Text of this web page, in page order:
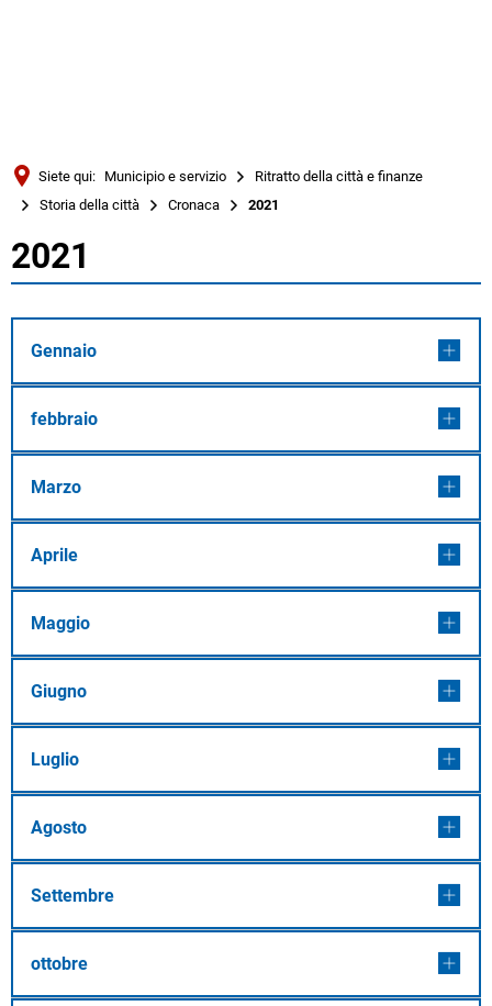
MENÜ
Siete qui: Municipio e servizio
Ritratto della città e finanze
Storia della città
Cronaca 2021
2021
2021
Gennaio
febbraio
Marzo
Aprile
Maggio
Giugno
Luglio
Agosto
Settembre
ottobre